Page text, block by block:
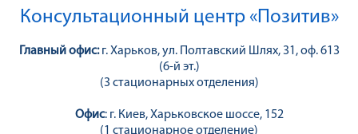
Консультационный центр «Позитив»
Главный офис:г. Харьков, ул. Полтавский Шлях, 31, оф. 613
(6-й эт.)
(3 стационарных отделения)
Офис: г. Киев, Харьковское шоссе, 152
(1 стационарное отделение)